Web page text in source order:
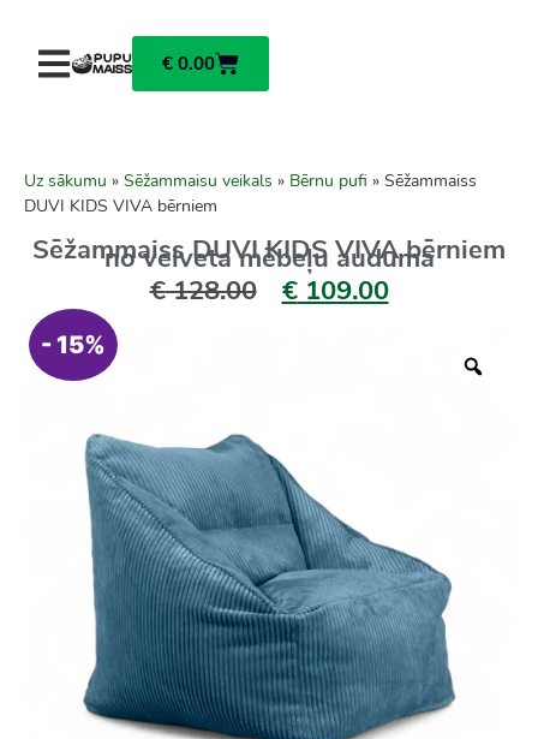
€ 0.00
Uz sākumu » Sēžammaisu veikals » Bērnu pufi » Sēžammaiss
DUVI KIDS VIVA bērniem
Sēžammaiss DUVI KIDS VIVA bērniem
no velveta mēbeļu auduma
€128.00 €109.00
- 15%